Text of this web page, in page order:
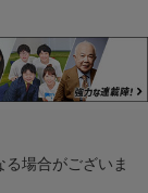
場合がございま